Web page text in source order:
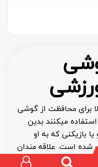
برای محافظت از گوشی
میکنند بدین
بازیکنی که به او
شده است. علاقه مندان
فوتبال محبوب خود